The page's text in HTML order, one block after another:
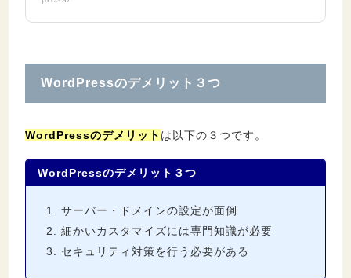
WordPressのデメリット３つ
WordPressのデメリット は以下の３つです。
WordPressのデメリット３つ
サーバー・ドメインの設定が面倒
細かいカスタマイズには専門知識が必要
セキュリティ対策を行う必要がある